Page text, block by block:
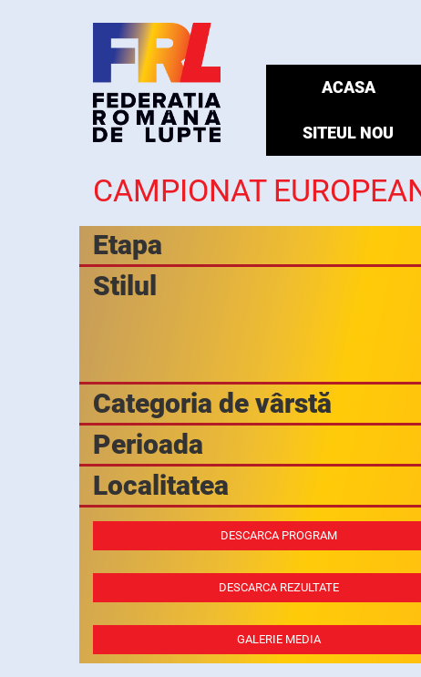
ACASA
SITEUL NOU
CAMPIONAT
Etapa
Stilul
Categoria de vârstă
Perioada
Localitatea
DESCARCA PROGRAM
DESCARCA REZULTATE
GALERIE MEDIA